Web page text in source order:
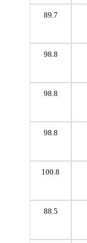
89.7
98.8
98.8
98.8
100.8
88.5